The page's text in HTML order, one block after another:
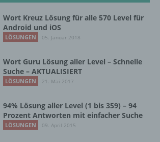
Wort Kreuz Lösung für alle 570 Level für
Android und iOS
LÖSUNGEN 05. Januar 2018
Wort Guru Lösung aller Level – Schnelle
Suche – AKTUALISIERT
LÖSUNGEN 21. Mai 2017
94% Lösung aller Level (1 bis 359) – 94
Prozent Antworten mit einfacher Suche
LÖSUNGEN 09. April 2015
oder eine andere Form der
den Abgleich oder die
die Einschränkung, das
oder die Vernichtung.
der Verarbeitung
gespeicherter
Daten mit dem Ziel, ihre
Verarbeitung einzuschränken.